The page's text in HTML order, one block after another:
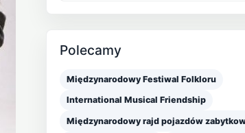
Polecamy
Międzynarodowy Festiwal Folkloru
International Musical Friendship
Międzynarodowy rajd pojazdów